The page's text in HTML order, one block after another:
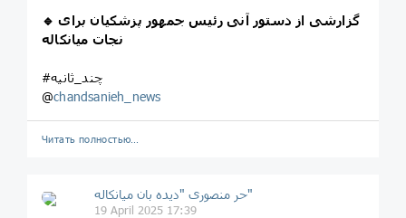
🔹 گزارشی از دستور آنی رئیس جمهور پزشکیان برای
نجات میانکاله
#چند_ثانیه
@chandsanieh_news
Читать полностью…
حر منصوری "دیده بان میانکاله"
19 April 2025 17:39